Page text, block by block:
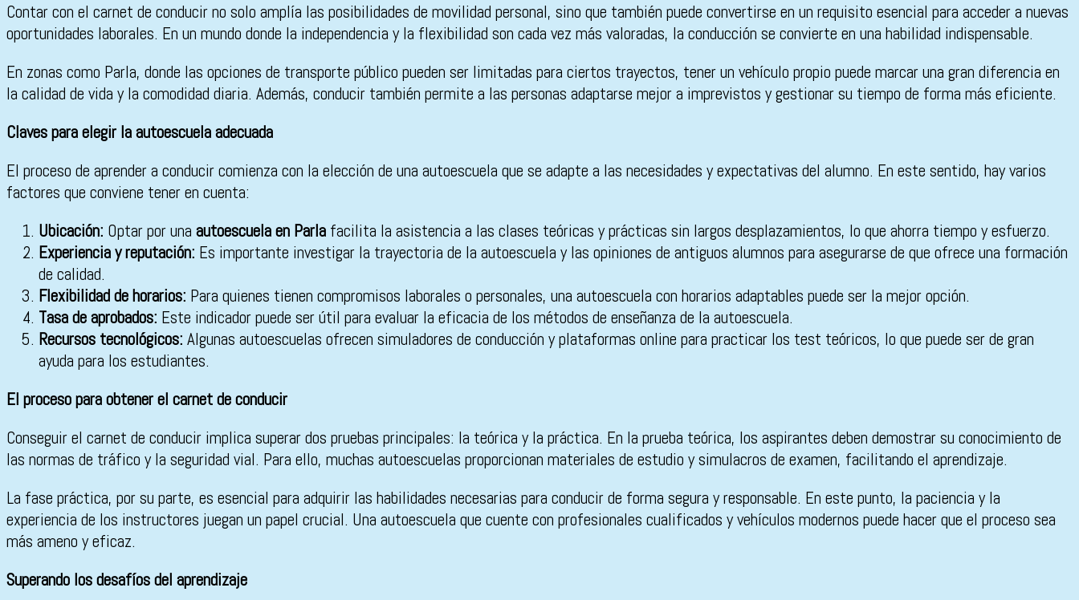
Contar con el carnet de conducir no solo amplía las posibilidades de movilidad personal, sino que también puede convertirse en un requisito esencial para acceder a nuevas
oportunidades laborales. En un mundo donde la independencia y la flexibilidad son cada vez más valoradas, la conducción se convierte en una habilidad indispensable.
En zonas como Parla, donde las opciones de transporte público pueden ser limitadas para ciertos trayectos, tener un vehículo propio puede marcar una gran diferencia en
la calidad de vida y la comodidad diaria. Además, conducir también permite a las personas adaptarse mejor a imprevistos y gestionar su tiempo de forma más eficiente.
Claves para elegir la autoescuela adecuada
El proceso de aprender a conducir comienza con la elección de una autoescuela que se adapte a las necesidades y expectativas del alumno. En este sentido, hay varios
factores que conviene tener en cuenta:
Ubicación: Optar por una autoescuela en Parla facilita la asistencia a las clases teóricas y prácticas sin largos desplazamientos, lo que ahorra tiempo y esfuerzo.
Experiencia y reputación: Es importante investigar la trayectoria de la autoescuela y las opiniones de antiguos alumnos para asegurarse de que ofrece una formación
de calidad.
Flexibilidad de horarios: Para quienes tienen compromisos laborales o personales, una autoescuela con horarios adaptables puede ser la mejor opción.
Tasa de aprobados: Este indicador puede ser útil para evaluar la eficacia de los métodos de enseñanza de la autoescuela.
Recursos tecnológicos: Algunas autoescuelas ofrecen simuladores de conducción y plataformas online para practicar los test teóricos, lo que puede ser de gran
ayuda para los estudiantes.
El proceso para obtener el carnet de conducir
Conseguir el carnet de conducir implica superar dos pruebas principales: la teórica y la práctica. En la prueba teórica, los aspirantes deben demostrar su conocimiento de
las normas de tráfico y la seguridad vial. Para ello, muchas autoescuelas proporcionan materiales de estudio y simulacros de examen, facilitando el aprendizaje.
La fase práctica, por su parte, es esencial para adquirir las habilidades necesarias para conducir de forma segura y responsable. En este punto, la paciencia y la
experiencia de los instructores juegan un papel crucial. Una autoescuela que cuente con profesionales cualificados y vehículos modernos puede hacer que el proceso sea
más ameno y eficaz.
Superando los desafíos del aprendizaje